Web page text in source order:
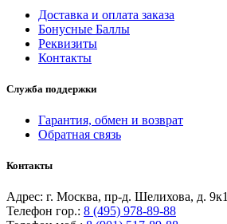
Доставка и оплата заказа
Бонусные Баллы
Реквизиты
Контакты
Служба поддержки
Гарантия, обмен и возврат
Обратная связь
Контакты
Адрес: г. Москва, пр-д. Шелихова, д. 9к1
Телефон гор.: 8 (495) 978-89-88